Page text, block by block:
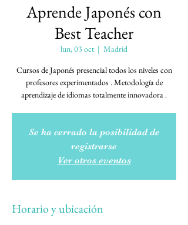
Aprende Japonés con
Best Teacher
lun, 03 oct
  |
Madrid
Cursos de Japonés presencial todos los niveles con
profesores experimentados . Metodología de
aprendizaje de idiomas totalmente innovadora .
Se ha cerrado la posibilidad de
registrarse
Ver otros eventos
Horario y ubicación